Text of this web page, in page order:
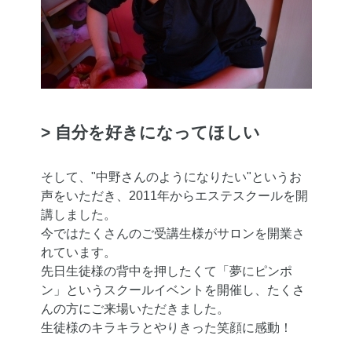
> 自分を好きになってほしい
そして、"中野さんのようになりたい"というお
声をいただき、2011年からエステスクールを開
講しました。
今ではたくさんのご受講生様がサロンを開業さ
れています。
先日生徒様の背中を押したくて「夢にピンポ
ン」というスクールイベントを開催し、たくさ
んの方にご来場いただきました。
生徒様のキラキラとやりきった笑顔に感動！